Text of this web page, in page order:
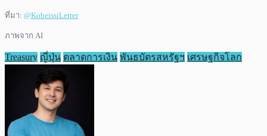
ที่มา: @KobeissiLetter
ภาพจาก AI
Treasury ญี่ปุ่น ตลาดการเงิน พันธบัตรสหรัฐฯ เศรษฐกิจโลก